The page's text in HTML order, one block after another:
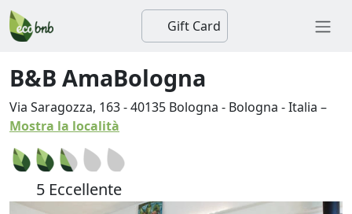
Gift Card
B&B AmaBologna
Via Saragozza, 163-40135 Bologna - Bologna -Italia –
Mostra la località
5 Eccellente